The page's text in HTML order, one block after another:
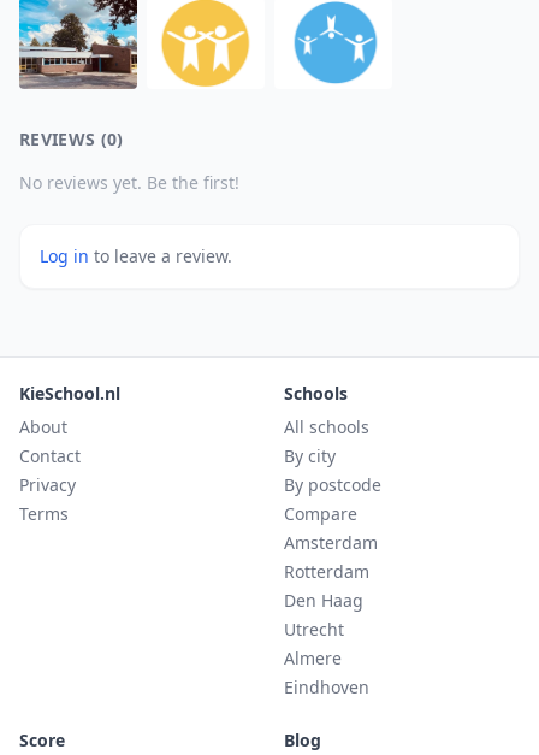
REVIEWS (0)
No reviews yet. Be the first!
Log in to leave a review.
KieSchool.nl
About
Contact
Privacy
Terms
Schools
All schools
By city
By postcode
Compare
Amsterdam
Rotterdam
Den Haag
Utrecht
Almere
Eindhoven
Score
Blog